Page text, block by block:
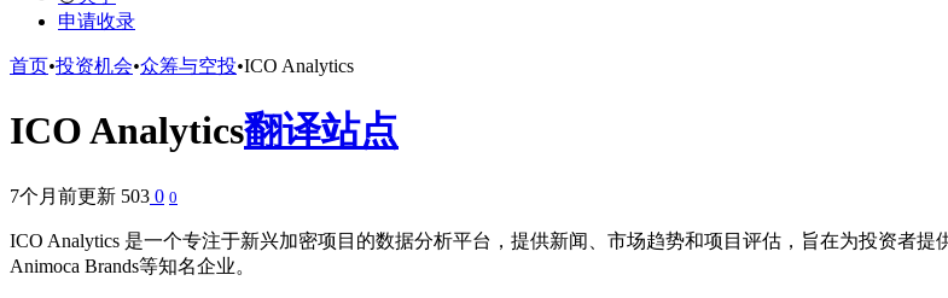
申请收录
首页•投资机会•众筹与空投•ICO Analytics
ICO Analytics翻译站点
7个月前更新 503 0 0
ICO Analytics 是一个专注于新兴加密项目的数据分析平台，提供新闻、市场趋势和项目评估，旨在为投资者提
Animoca Brands等知名企业。